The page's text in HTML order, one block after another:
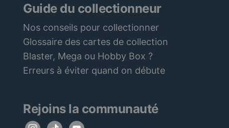
Guide du collectionneur
Nos conseils pour collectionner
Glossaire des cartes de collection
Blaster, Mega ou Hobby Box ?
Erreurs à éviter quand on débute
Rejoins la communauté